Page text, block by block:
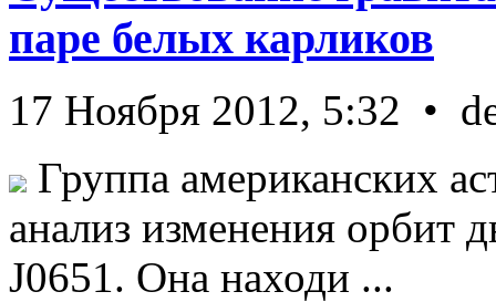
паре белых карликов
17 Ноября 2012, 5:32 •
Группа американских
анализ изменения орбит
J0651. Она находи ...